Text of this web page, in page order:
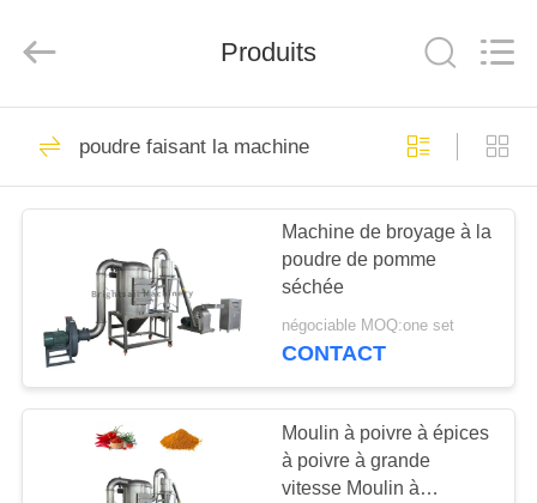
MAISON
PRODUITS
VIDÉOS
AU
SUJET
Brightsail
Machinery
machine de broyeur
242
fraiseuse de poudre
70
Produits
poudre faisant la machine
Machine de broyage à la
poudre de pomme
séchée
négociable MOQ:one set
CONTACT
Moulin à poivre à épices
à poivre à grande
vitesse Moulin à